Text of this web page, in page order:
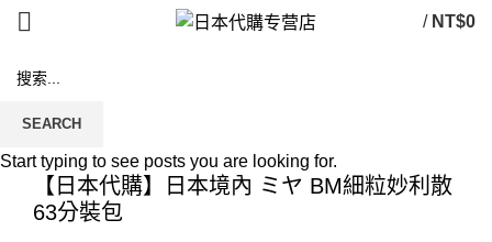
/ NT$0
Click to enlarge
【日本代購】日本境內 ミヤ BM細粒妙利散
63分裝包
SEARCH
Start typing to see posts you are looking for.